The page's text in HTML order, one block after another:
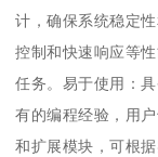
计，确保系统稳定
控制和快速响应等
任务。易于使用：
有的编程经验，用
和扩展模块，可根